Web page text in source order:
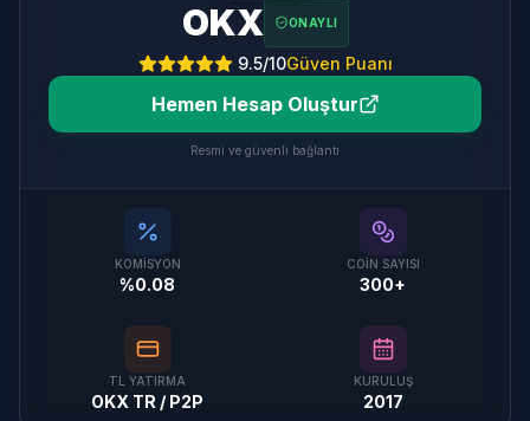
OKX ONAYLI
9.5/10Güven Puanı
Hemen Hesap Oluştur
Resmi ve güvenli bağlantı
KOMISYON
%0.08
COIN SAYISI
300+
TL YATIRMA
OKX TR / P2P
KURULUŞ
2017